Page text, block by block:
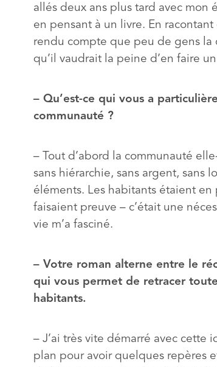
allés deux ans plus tard avec mon
en pensant à un livre. En
rendu compte que peu de gens la
qu’il vaudrait la peine d’en faire
– Qu’est-ce qui vous a
communauté ?
– Tout d’abord la communauté
sans hiérarchie, sans argent, sans
éléments. Les habitants étaient
faisaient preuve – c’était une
vie m’a fasciné.
– Votre roman alterne entre le
qui vous permet de retracer
habitants.
– J’ai très vite démarré avec cette
plan pour avoir quelques repères